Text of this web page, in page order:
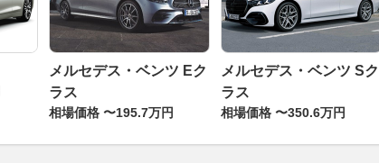
メルセデス・ベンツ Eク
ラス
相場価格 〜195.7万円
メルセデス・ベンツ Sク
ラス
相場価格 〜350.6万円